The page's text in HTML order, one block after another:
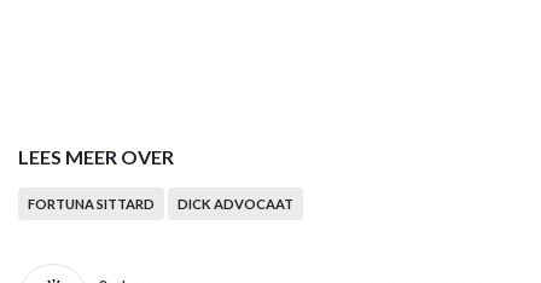
LEES MEER OVER
FORTUNA SITTARD DICK ADVOCAAT